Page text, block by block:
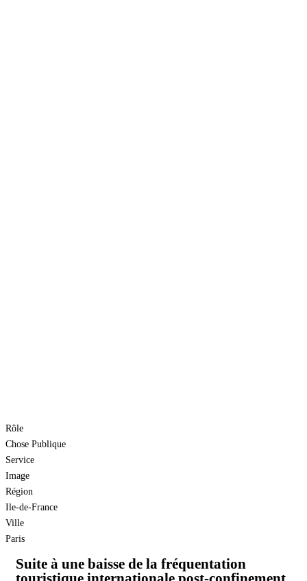
Rôle
Chose Publique
Service
Image
Région
Ile-de-France
Ville
Paris
Suite à une baisse de la fréquentation